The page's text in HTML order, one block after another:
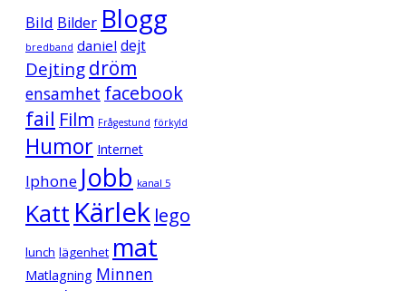
Bild Bilder Blogg
bredband daniel dejt
Dejtingdröm
ensamhet facebook
fail Film Frågestund förkyld
Humor Internet
Iphone Jobb kanal 5
Katt Kärlek lego
lunch lägenhet mat
Matlagning Minnen